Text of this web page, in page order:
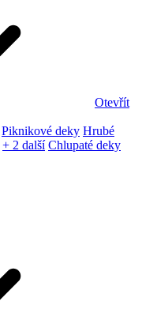
Otevřít
Piknikové deky Hrubé
+ 2 další Chlupaté deky